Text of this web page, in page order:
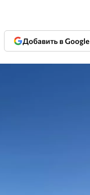
Добавить в Google